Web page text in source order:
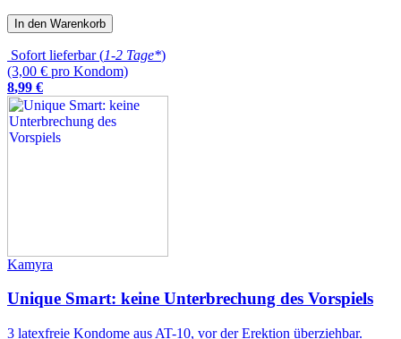
In den Warenkorb
Sofort lieferbar (1-2 Tage*)
(3,00 € pro Kondom)
8,99 €
Kamyra
Unique Smart: keine Unterbrechung des Vorspiels
3 latexfreie Kondome aus AT-10, vor der Erektion überziehbar.